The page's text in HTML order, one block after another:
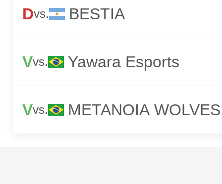
Dvs. BESTIA
Vvs. Yawara Esports
Vvs. METANOIA WOLVES